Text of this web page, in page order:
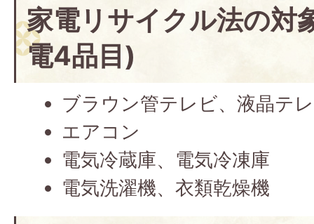
家電リサイクル法の対
電4品目)
ブラウン管テレビ、液晶テ
エアコン
電気冷蔵庫、電気冷凍庫
電気洗濯機、衣類乾燥機